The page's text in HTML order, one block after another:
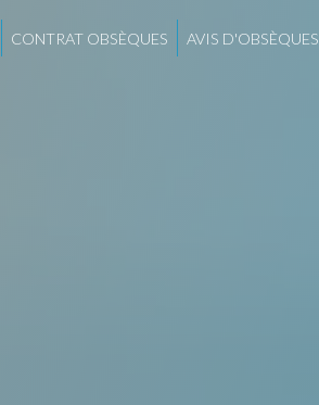
CONTRAT OBSÈQUES AVIS D'OBSÈQUES